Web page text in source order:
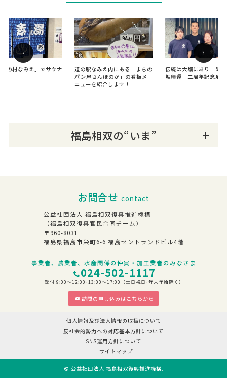
の村なみえ」でサウナ
道の駅なみえ内にある「まちの
パン屋さんほのか」の看板メ
ニューを紹介します！
伝統は大堀にあり 陶吉
堀帰還 二周年記念展
‹ ›
福島相双の“いま”
お問合せ contact
公益社団法人 福島相双復興推進機構
（福島相双復興官民合同チーム）
〒960-8031
福島県福島市栄町6-6 福島セントランドビル4階
事業者、農業者、水産関係の仲買・加工業者のみなさま
024-502-1117
受付 9:00～12:00･13:00～17:00（土日祝日･年末年始除く）
訪問の申し込みはこちらから
個人情報及び法人情報の取扱について
反社会的勢力への対応基本方針について
SNS運用方針について
サイトマップ
© 公益社団法人 福島相双復興推進機構.